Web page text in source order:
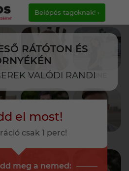
RÁTÓTON ÉS
VALÓDI RANDI
Belépés tagoknak! ›
ONLINE ONLINE
ONLINE
el most!
csak 1 perc!
meg a nemed: